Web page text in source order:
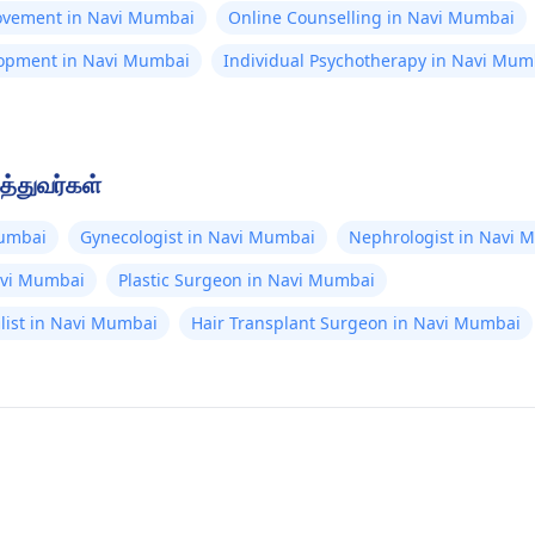
in Navi Mumbai
Online Counselling in Navi Mumbai
in Navi Mumbai
Individual Psychotherapy in Navi
Gynecologist in Navi Mumbai
Nephrologist in Navi
Mumbai
Plastic Surgeon in Navi Mumbai
in Navi Mumbai Hair Transplant Surgeon in Navi Mumbai